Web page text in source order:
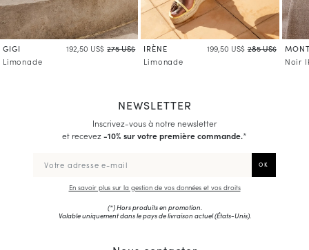
GIGI 192,50 US$ 275 US$
Limonade
IRÈNE 199,50 US$ 285 US$
Limonade
Noir
NEWSLETTER
Inscrivez-vous à notre newsletter
et recevez-10% sur votre première commande.*
En savoir plus sur la gestion de vos données et vos droits
(*) Hors produits en promotion.
Valable uniquement dans le pays de livraison actuel (États-Unis).